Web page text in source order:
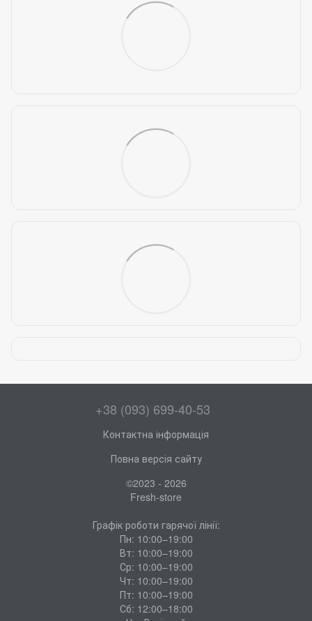
+38 (093) 699-40-53
Контактна інформація
Повна версія сайту
©2023 - 2026
Fresh-store
Графік роботи гарячої лінії:
Пн: 10:00–19:00
Вт: 10:00–19:00
Ср: 10:00–19:00
Чт: 10:00–19:00
Пт: 10:00–19:00
Сб: 12:00–18:00